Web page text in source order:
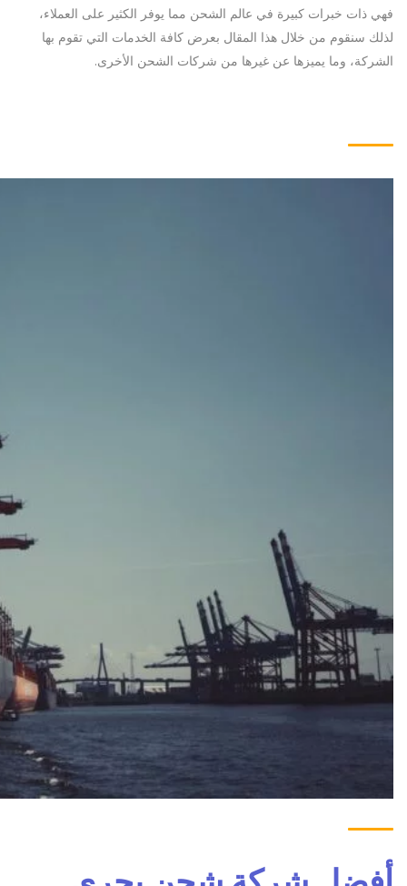
فهي ذات خبرات كبيرة في عالم الشحن مما يوفر الكثير على العملاء،
لذلك سنقوم من خلال هذا المقال بعرض كافة الخدمات التي تقوم بها
الشركة، وما يميزها عن غيرها من شركات الشحن الأخرى.